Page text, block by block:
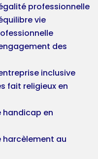
professionnelle
vie
des
inclusive
fait religieux en
handicap en
harcèlement au